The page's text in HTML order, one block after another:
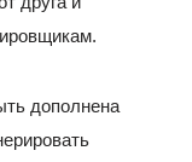
дополнена